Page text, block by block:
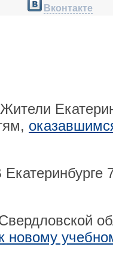
Вконтакте
Жители
Екатеринбурге
новому